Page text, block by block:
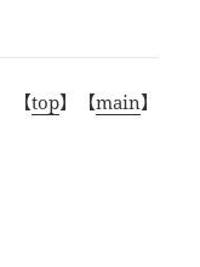
【top】【main】